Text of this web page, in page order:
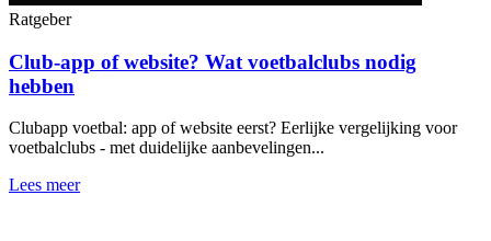
Ratgeber
Club-app of website? Wat voetbalclubs nodig
hebben
Clubapp voetbal: app of website eerst? Eerlijke vergelijking voor
voetbalclubs - met duidelijke aanbevelingen...
Lees meer